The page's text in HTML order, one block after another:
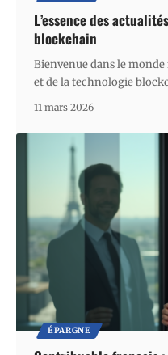
L’essence des
blockchain
Bienvenue dans le
et de la technologie
11 mars 2026
ÉPARGNE